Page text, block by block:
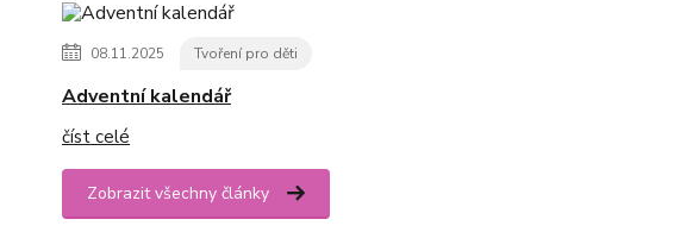
08.11.2025 Tvoření pro děti
Adventní kalendář
číst celé
Zobrazit všechny články